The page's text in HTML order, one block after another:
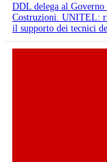
DDL delega al
Costruzioni. UNITEL:
il supporto dei tecnici